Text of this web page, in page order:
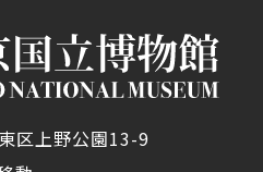
区上野公園13-9